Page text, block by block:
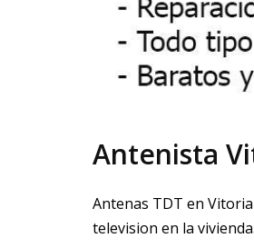
Antenista
Antenas TDT en
television en la